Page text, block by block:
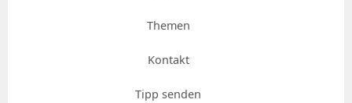
Themen
Kontakt
Tipp senden